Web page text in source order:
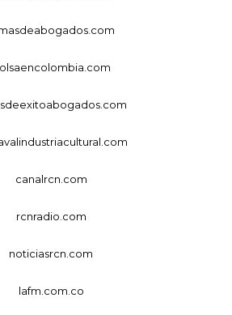
canalrcn.com
rcnradio.com
noticiasrcn.com
lafm.com.co